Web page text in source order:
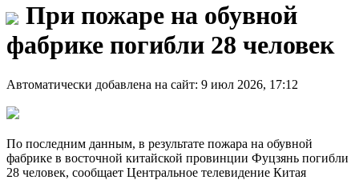
При пожаре на обувной
фабрике погибли 28 человек
Автоматически добавлена на сайт: 9 июл 2026, 17:12
По последним данным, в результате пожара на обувной
фабрике в восточной китайской провинции Фуцзянь погибли
28 человек, сообщает Центральное телевидение Китая